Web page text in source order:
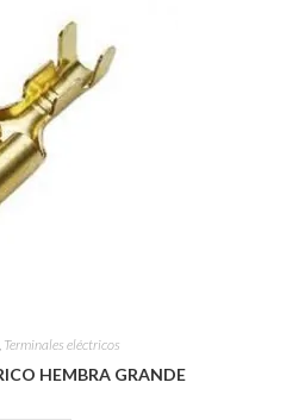
Terminales eléctricos
HEMBRA GRANDE